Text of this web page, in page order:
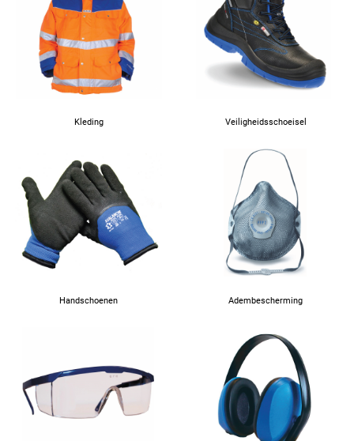
Kleding Veiligheidsschoeisel
Handschoenen Adembescherming